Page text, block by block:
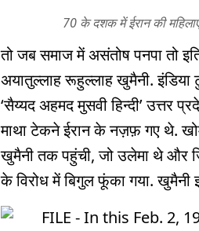
70 के दशक में ईरान की
तो जब समाज में असंतोष पनपा तो
अयातुल्लाह रूहुल्लाह खुमैनी.
‘सैय्यद अहमद मुसवी हिन्दी’ उत्तर
माथा टेकने ईरान के नज़फ़ गए थे.
खुमैनी तक पहुंची, जो उलेमा थे और
के विरोध में बिगुल फूंका गया.